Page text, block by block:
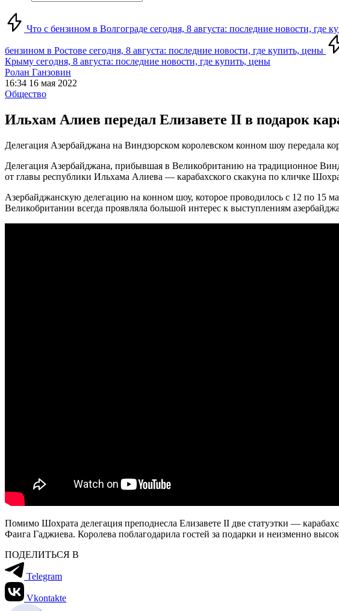
Что с бензином в Волгограде сегодня, 8 августа: последние новости, где
бензином в Ростове сегодня, 8 августа: последние новости, где купить, цены
Крыму сегодня, 8 августа: последние новости, где купить, цены
Ролан Ганзовин
16:34 16 мая 2022
Общество
Ильхам Алиев передал Елизавете II в подарок
Делегация Азербайджана на Виндзорском королевском конном шоу передала
Делегация Азербайджана, прибывшая в Великобританию на традиционное
от главы республики Ильхама Алиева — карабахского скакуна по кличке
Азербайджанскую делегацию на конном шоу, которое проводилось с 12 по 15
Великобритании всегда проявляла большой интерес к выступлениям
Помимо Шохрата делегация преподнесла Елизавете II две статуэтки —
Фаига Гаджиева. Королева поблагодарила гостей за подарки и неизменно
ПОДЕЛИТЬСЯ В
Telegram
Vkontakte